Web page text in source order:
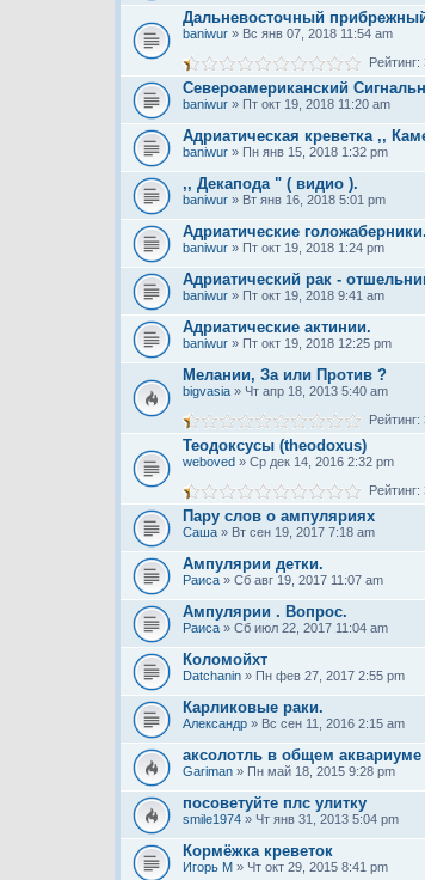
Дальневосточный
baniwur » Вс янв 07, 2018 11:54 am
Рейтинг:
Североамериканский
baniwur » Пт окт 19, 2018 11:20 am
Адриатическая креветка ,,
baniwur » Пн янв 15, 2018 1:32 pm
,, Декапода " ( видио ).
baniwur » Вт янв 16, 2018 5:01 pm
Адриатические голожаберники.
baniwur » Пт окт 19, 2018 1:24 pm
Адриатический рак -
baniwur » Пт окт 19, 2018 9:41 am
Адриатические актинии.
baniwur » Пт окт 19, 2018 12:25 pm
Мелании, За или Против ?
bigvasia » Чт апр 18, 2013 5:40 am
Рейтинг:
Теодоксусы (theodoxus)
weboved » Ср дек 14, 2016 2:32 pm
Рейтинг:
Пару слов о ампуляриях
Саша » Вт сен 19, 2017 7:18 am
Ампулярии детки.
Раиса » Сб авг 19, 2017 11:07 am
Ампулярии . Вопрос.
Раиса » Сб июл 22, 2017 11:04 am
Коломойхт
Datchanin » Пн фев 27, 2017 2:55 pm
Карликовые раки.
Александр » Вс сен 11, 2016 2:15 am
аксолотль в общем аквариуме
Gariman » Пн май 18, 2015 9:28 pm
посоветуйте плс улитку
smile1974 » Чт янв 31, 2013 5:04 pm
Кормёжка креветок
Игорь М » Чт окт 29, 2015 8:41 pm